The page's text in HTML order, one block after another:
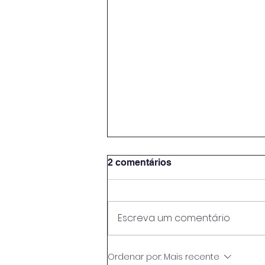
🍇🍷 A segunda turma da
2 comentários
Escreva um comentário
Ordenar por: Mais recente